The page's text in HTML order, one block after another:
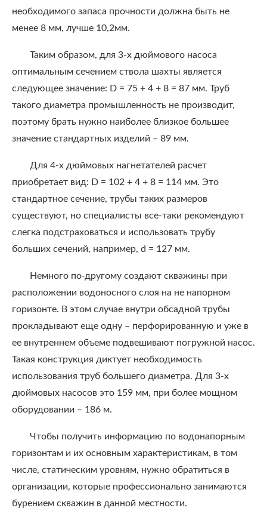
необходимого запаса прочности должна быть не
менее 8 мм, лучше 10,2мм.
Таким образом, для 3-х дюймового насоса
оптимальным сечением ствола шахты является
следующее значение: D = 75 + 4 + 8 = 87 мм. Труб
такого диаметра промышленность не производит,
поэтому брать нужно наиболее близкое большее
значение стандартных изделий – 89 мм.
Для 4-х дюймовых нагнетателей расчет
приобретает вид: D = 102 + 4 + 8 = 114 мм. Это
стандартное сечение, трубы таких размеров
существуют, но специалисты все-таки рекомендуют
слегка подстраховаться и использовать трубу
больших сечений, например, d = 127 мм.
Немного по-другому создают скважины при
расположении водоносного слоя на не напорном
горизонте. В этом случае внутри обсадной трубы
прокладывают еще одну – перфорированную и уже в
ее внутреннем объеме подвешивают погружной насос.
Такая конструкция диктует необходимость
использования труб большего диаметра. Для 3-х
дюймовых насосов это 159 мм, при более мощном
оборудовании – 186 м.
Чтобы получить информацию по водонапорным
горизонтам и их основным характеристикам, в том
числе, статическим уровням, нужно обратиться в
организации, которые профессионально занимаются
бурением скважин в данной местности.